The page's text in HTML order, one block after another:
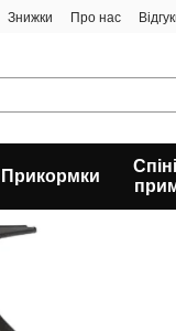
Знижки Про нас
Прикормки